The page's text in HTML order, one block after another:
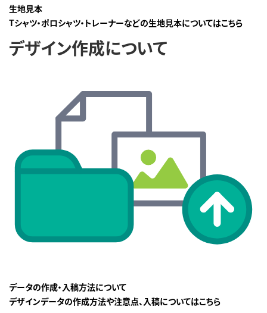
生地見本
Tシャツ・ポロシャツ・トレーナーなどの生地見本についてはこちら
デザイン作成について
データの作成・入稿方法について
デザインデータの作成方法や注意点、入稿についてはこちら